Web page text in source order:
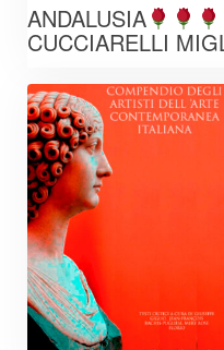
ANDALUSIA
CUCCIARELLI